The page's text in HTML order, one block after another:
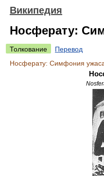
Википедия
Носферату:
Толкование
Перевод
Носферату: Симфония